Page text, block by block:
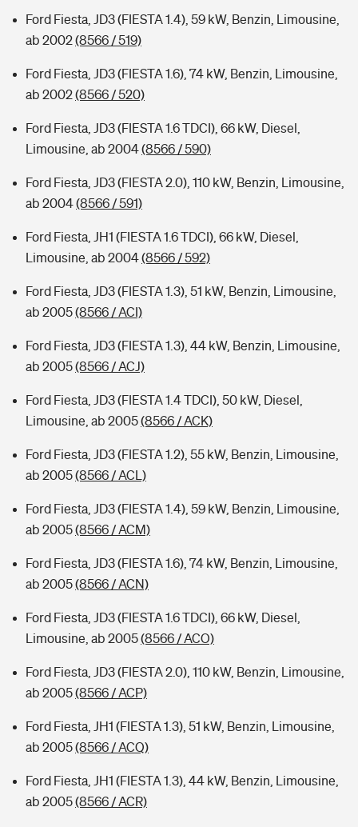
Ford Fiesta, JD3 (FIESTA 1.4), 59 kW, Benzin, Limousine,
ab 2002(8566 / 519)
Ford Fiesta, JD3 (FIESTA 1.6), 74 kW, Benzin, Limousine,
ab 2002(8566 / 520)
Ford Fiesta, JD3 (FIESTA 1.6 TDCI), 66 kW, Diesel,
Limousine, ab 2004(8566 / 590)
Ford Fiesta, JD3 (FIESTA 2.0), 110 kW, Benzin, Limousine,
ab 2004(8566 / 591)
Ford Fiesta, JH1 (FIESTA 1.6 TDCI), 66 kW, Diesel,
Limousine, ab 2004(8566 / 592)
Ford Fiesta, JD3 (FIESTA 1.3), 51 kW, Benzin, Limousine,
ab 2005(8566 / ACI)
Ford Fiesta, JD3 (FIESTA 1.3), 44 kW, Benzin, Limousine,
ab 2005(8566 / ACJ)
Ford Fiesta, JD3 (FIESTA 1.4 TDCI), 50 kW, Diesel,
Limousine, ab 2005(8566 / ACK)
Ford Fiesta, JD3 (FIESTA 1.2), 55 kW, Benzin, Limousine,
ab 2005(8566 / ACL)
Ford Fiesta, JD3 (FIESTA 1.4), 59 kW, Benzin, Limousine,
ab 2005(8566 / ACM)
Ford Fiesta, JD3 (FIESTA 1.6), 74 kW, Benzin, Limousine,
ab 2005(8566 / ACN)
Ford Fiesta, JD3 (FIESTA 1.6 TDCI), 66 kW, Diesel,
Limousine, ab 2005(8566 / ACO)
Ford Fiesta, JD3 (FIESTA 2.0), 110 kW, Benzin, Limousine,
ab 2005(8566 / ACP)
Ford Fiesta, JH1 (FIESTA 1.3), 51 kW, Benzin, Limousine,
ab 2005(8566 / ACQ)
Ford Fiesta, JH1 (FIESTA 1.3), 44 kW, Benzin, Limousine,
ab 2005(8566 / ACR)